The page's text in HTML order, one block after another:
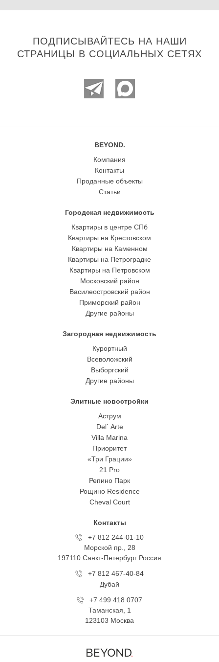
ПОДПИСЫВАЙТЕСЬ НА НАШИ
СТРАНИЦЫ В СОЦИАЛЬНЫХ СЕТЯХ
BEYOND.
Компания
Контакты
Проданные объекты
Статьи
Городская недвижимость
Квартиры в центре СПб
Квартиры на Крестовском
Квартиры на Каменном
Квартиры на Петроградке
Квартиры на Петровском
Московский район
Василеостровский район
Приморский район
Другие районы
Загородная недвижимость
Курортный
Всеволожский
Выборгский
Другие районы
Элитные новостройки
Аструм
Del` Arte
Villa Marina
Приоритет
«Три Грации»
21 Pro
Репино Парк
Рощино Residence
Cheval Court
Контакты
+7 812 244-01-10
Морской пр., 28
197110 Санкт-Петербург Росcия
+7 812 467-40-84
Дубай
+7 499 418 0707
Таманская, 1
123103 Москва